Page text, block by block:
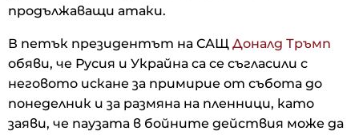
продължаващи атаки.
В петък президентът на САЩ Доналд Тръмп
обяви, че Русия и Украйна са се съгласили с
неговото искане за примирие от събота до
понеделник и за размяна на пленници, като
заяви, че паузата в бойните действия може да